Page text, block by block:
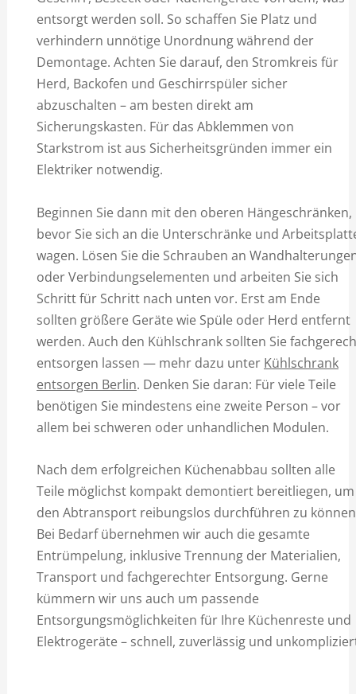
entsorgt werden soll. So schaffen Sie Platz und
verhindern unnötige Unordnung während der
Demontage. Achten Sie darauf, den Stromkreis für
Herd, Backofen und Geschirrspüler sicher
abzuschalten – am besten direkt am
Sicherungskasten. Für das Abklemmen von
Starkstrom ist aus Sicherheitsgründen immer ein
Elektriker notwendig.
Beginnen Sie dann mit den oberen Hängeschränken,
bevor Sie sich an die Unterschränke und
wagen. Lösen Sie die Schrauben an
oder Verbindungselementen und arbeiten Sie sich
Schritt für Schritt nach unten vor. Erst am Ende
sollten größere Geräte wie Spüle oder Herd entfernt
werden. Auch den Kühlschrank sollten Sie
entsorgen lassen — mehr dazu unter Kühlschrank
entsorgen Berlin. Denken Sie daran: Für viele Teile
benötigen Sie mindestens eine zweite Person – vor
allem bei schweren oder unhandlichen Modulen.
Nach dem erfolgreichen Küchenabbau sollten alle
Teile möglichst kompakt demontiert bereitliegen, um
den Abtransport reibungslos durchführen zu
Bei Bedarf übernehmen wir auch die gesamte
Entrümpelung, inklusive Trennung der Materialien,
Transport und fachgerechter Entsorgung. Gerne
kümmern wir uns auch um passende
Entsorgungsmöglichkeiten für Ihre Küchenreste und
Elektrogeräte – schnell, zuverlässig und